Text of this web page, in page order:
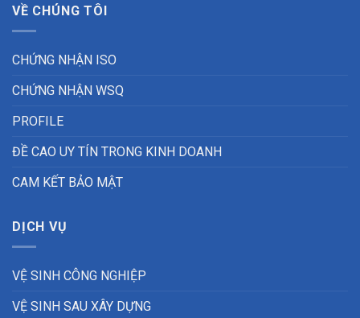
VỀ CHÚNG TÔI
CHỨNG NHẬN ISO
CHỨNG NHẬN WSQ
PROFILE
ĐỀ CAO UY TÍN TRONG KINH DOANH
CAM KẾT BẢO MẬT
DỊCH VỤ
VỆ SINH CÔNG NGHIỆP
VỆ SINH SAU XÂY DỰNG